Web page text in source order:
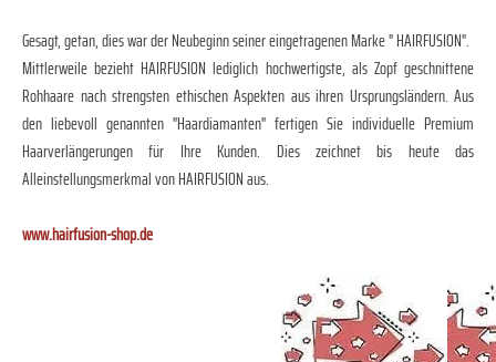
Gesagt, getan, dies war der Neubeginn seiner eingetragenen Marke " HAIRFUSION".
Mittlerweile bezieht HAIRFUSION lediglich hochwertigste, als Zopf geschnittene
Rohhaare nach strengsten ethischen Aspekten aus ihren Ursprungsländern. Aus
den liebevoll genannten "Haardiamanten" fertigen Sie individuelle Premium
Haarverlängerungen für Ihre Kunden. Dies zeichnet bis heute das
Alleinstellungsmerkmal von HAIRFUSION aus.
www.hairfusion-shop.de